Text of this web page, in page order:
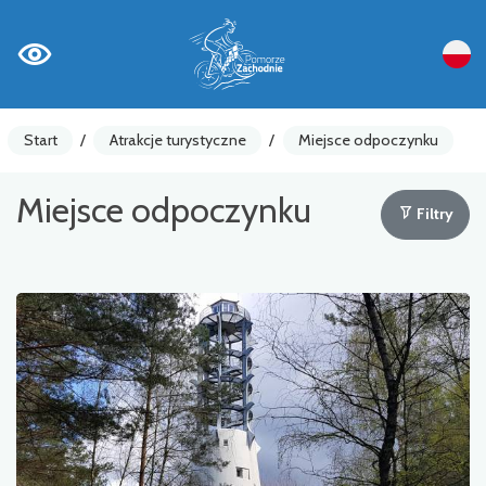
Start / Atrakcje turystyczne / Miejsce odpoczynku
Miejsce odpoczynku Filtry
Liczniki rowerowe
Ostrzeżenia
Atrakcja turystyczna
Gastronomia